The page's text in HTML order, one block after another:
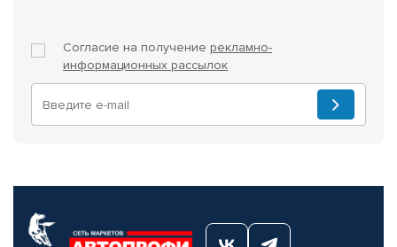
Согласие на получение рекламно-
информационных рассылок